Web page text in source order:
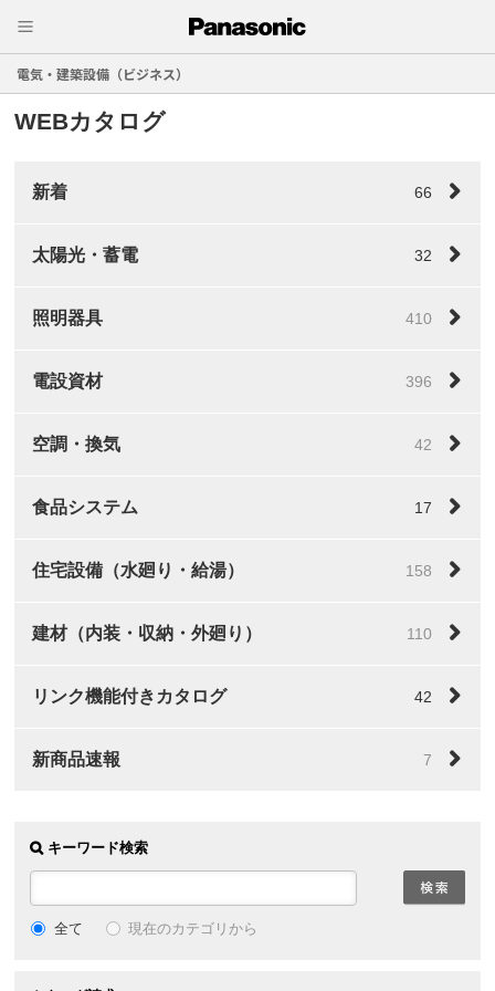
電気・建築設備（ビジネス）
WEBカタログ
新着 66
太陽光・蓄電 32
照明器具 410
電設資材 396
空調・換気 42
食品システム 17
住宅設備（水廻り・給湯） 158
建材（内装・収納・外廻り） 110
リンク機能付きカタログ 42
新商品速報 7
キーワード検索
全て 現在のカテゴリから